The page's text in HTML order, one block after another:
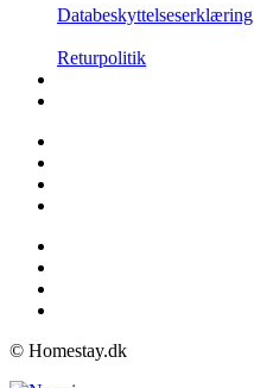
Databeskyttelseserklæring
Returpolitik
© Homestay.dk